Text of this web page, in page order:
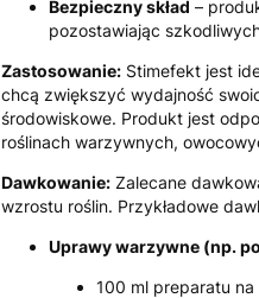
Bezpieczny skład –
pozostawiając
Zastosowanie: Stimefekt jest
chcą zwiększyć wydajność
środowiskowe. Produkt jest
roślinach warzywnych,
Dawkowanie: Zalecane
wzrostu roślin. Przykładowe
Uprawy warzywne (np.
100 ml preparatu